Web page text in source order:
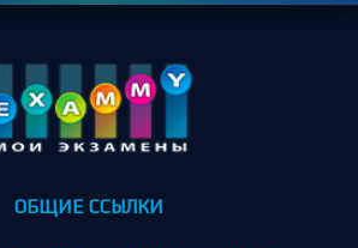
ОБЩИЕ ССЫЛКИ